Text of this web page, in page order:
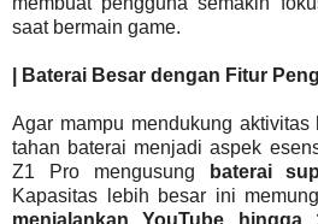
saat bermain game.
| Baterai Besar dengan Fitur
Agar mampu mendukung
tahan baterai menjadi aspek
Z1 Pro mengusung
baterai
Kapasitas lebih besar ini